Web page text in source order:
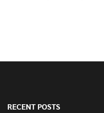
RECENT POSTS